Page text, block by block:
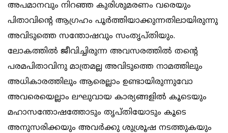
അപമാനവും നിറഞ്ഞ കുരിശുമരണം വരെയും
പിതാവിന്‍റെ ആഗ്രഹം പൂര്‍ത്തിയാക്കുന്നതിലായിരുന്നു
അവിടുത്തെ സന്തോഷവും സംതൃപ്തിയും.
ലോകത്തില്‍ ജീവിച്ചിരുന്ന അവസരത്തില്‍ തന്‍റെ
പരമപിതാവിനു മാത്രമല്ല അവിടുത്തെ നാമത്തിലും
അധികാരത്തിലും ആരെല്ലാം ഉണ്ടായിരുന്നുവോ
അവരെയെല്ലാം ലഘുവായ കാര്യങ്ങളില്‍ കൂടെയും
മഹാസന്തോഷത്തോടും തൃപ്തിയോടും കൂടെ
അനുസരിക്കയും അവര്‍ക്കു ശുശ്രൂഷ നടത്തുകയും